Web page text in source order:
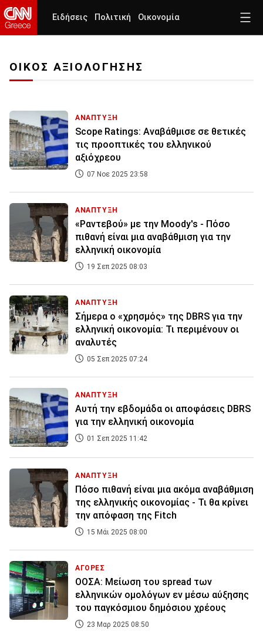
Ειδήσεις Πολιτική Οικονομία
ΟΙΚΟΣ ΑΞΙΟΛΟΓΗΣΗΣ
ΑΝΑΠΤΥΞΗ
Scope Ratings: Αναβάθμισε σε θετικές
τις προοπτικές του ελληνικού
αξιόχρεου
07 Νοε 2025 23:58
ΑΝΑΠΤΥΞΗ
«Ραντεβού» με την Moody's - Πόσο
πιθανή είναι μια αναβάθμιση για την
ελληνική οικονομία
19 Σεπ 2025 08:03
ΑΝΑΠΤΥΞΗ
Σήμερα ο «χρησμός» της DBRS για την
ελληνική οικονομία: Τι περιμένουν οι
αναλυτές
05 Σεπ 2025 07:24
ΑΝΑΠΤΥΞΗ
Αυτή την εβδομάδα οι αποφάσεις DBRS
για την ελληνική οικονομία
01 Σεπ 2025 11:42
ΑΝΑΠΤΥΞΗ
Πόσο πιθανή είναι μια ακόμα αναβάθμιση
της ελληνικής οικονομίας - Τι θα κρίνει
την απόφαση της Fitch
15 Μάι 2025 08:00
ΑΓΟΡΕΣ
ΟΟΣΑ: Μείωση του spread των
ελληνικών ομολόγων εν μέσω αύξησης
του παγκόσμιου δημόσιου χρέους
23 Μαρ 2025 08:50